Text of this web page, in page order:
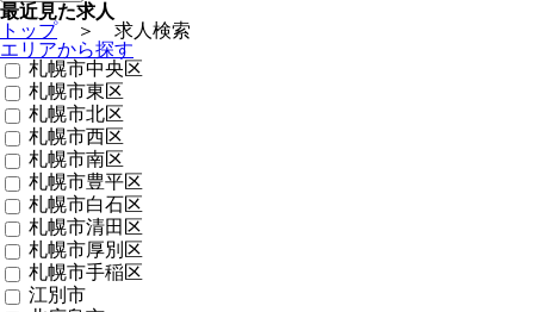
最近見た求人
トップ＞ 求人検索
エリアから探す
札幌市中央区
札幌市東区
札幌市北区
札幌市西区
札幌市南区
札幌市豊平区
札幌市白石区
札幌市清田区
札幌市厚別区
札幌市手稲区
江別市